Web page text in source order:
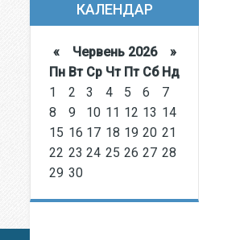
КАЛЕНДАР
«Червень 2026 »
Пн Вт Ср Чт Пт Сб Нд
1
2 3 4 5 6
7
8
9 10 11 12 13 14
15 16 17 18 19 20 21
22 23 24 25 26 27 28
29 30